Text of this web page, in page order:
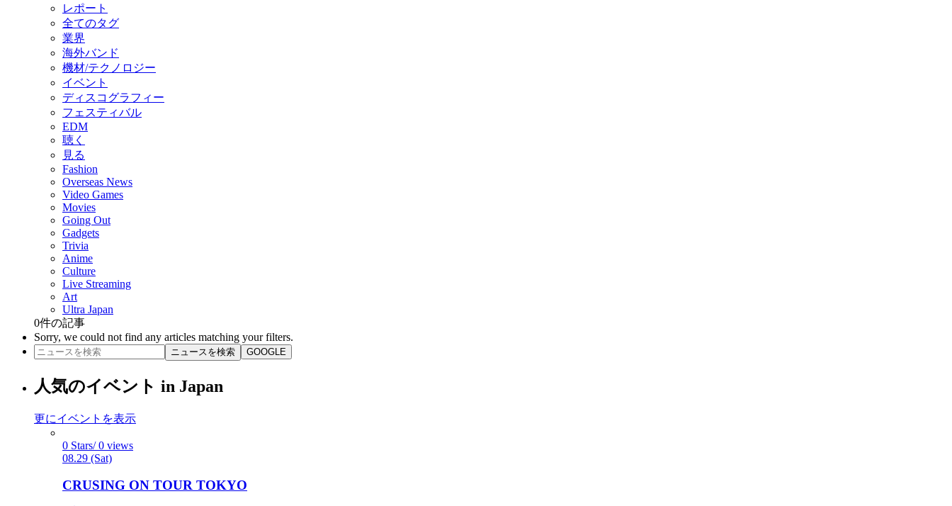
レポート
全てのタグ
業界
海外バンド
機材/テクノロジー
イベント
ディスコグラフィー
フェスティバル
EDM
聴く
見る
Fashion
Overseas News
Video Games
Movies
Going Out
Gadgets
Trivia
Anime
Culture
Live Streaming
Art
Ultra Japan
0件の記事
Sorry, we could not find any articles matching your filters.
ニュースを検索 GOOGLE
人気のイベント in Japan
更にイベントを表示
0 Stars/ 0 views
08.29 (Sat)
CRUSING ON TOUR TOKYO